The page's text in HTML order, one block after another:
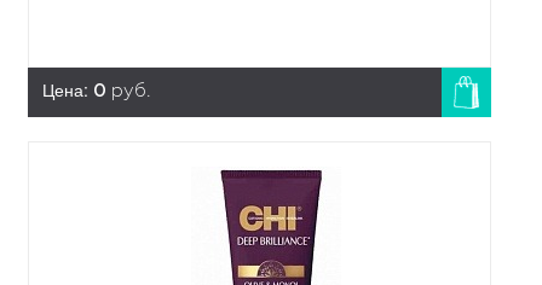
Цена: 0 руб.